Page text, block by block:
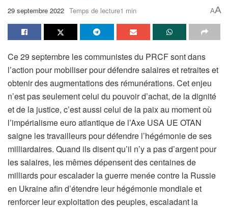
29 septembre 2022 Temps de lecture1 min AA
Ce 29 septembre les communistes du PRCF sont dans
l’action pour mobiliser pour défendre salaires et retraites et
obtenir des augmentations des rémunérations. Cet enjeu
n’est pas seulement celui du pouvoir d’achat, de la dignité
et de la justice, c’est aussi celui de la paix au moment où
l’impérialisme euro atlantique de l’Axe USA UE OTAN
saigne les travailleurs pour défendre l’hégémonie de ses
milliardaires. Quand ils disent qu’il n’y a pas d’argent pour
les salaires, les mêmes dépensent des centaines de
milliards pour escalader la guerre menée contre la Russie
en Ukraine afin d’étendre leur hégémonie mondiale et
renforcer leur exploitation des peuples, escaladant la